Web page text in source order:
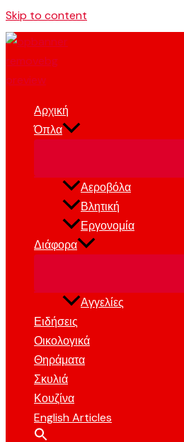
Skip to content
Αρχική
Όπλα
Αεροβόλα
Βλητική
Εργονομία
Διάφορα
Αγγελίες
Ειδήσεις
Οικολογικά
Θηράματα
Σκυλιά
Κουζίνα
English Articles